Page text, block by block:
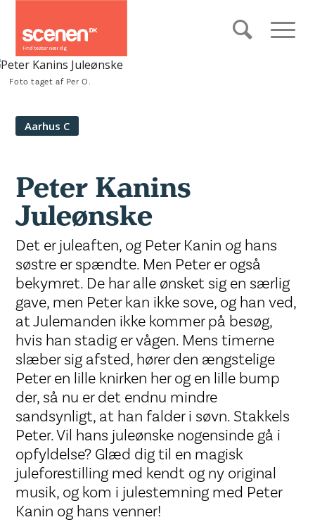
Foto taget af Per O.
Aarhus C
Peter Kanins
Juleønske
Det er juleaften, og Peter Kanin og hans
søstre er spændte. Men Peter er også
bekymret. De har alle ønsket sig en særlig
gave, men Peter kan ikke sove, og han ved,
at Julemanden ikke kommer på besøg,
hvis han stadig er vågen. Mens timerne
slæber sig afsted, hører den ængstelige
Peter en lille knirken her og en lille bump
der, så nu er det endnu mindre
sandsynligt, at han falder i søvn. Stakkels
Peter. Vil hans juleønske nogensinde gå i
opfyldelse? Glæd dig til en magisk
juleforestilling med kendt og ny original
musik, og kom i julestemning med Peter
Kanin og hans venner!